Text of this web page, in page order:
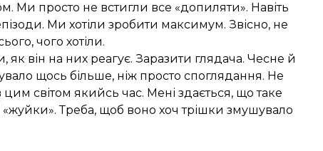
Ми просто не встигли все «допиляти». Навіть
Ми хотіли зробити максимум. Звісно, не
чого хотіли.
як він на них реагує. Заразити глядача. Чесне й
щось більше, ніж просто споглядання. Не
світом якийсь час. Мені здається, що таке
Треба, щоб воно хоч трішки змушувало